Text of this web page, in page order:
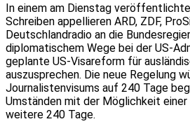
In einem am Dienstag
Schreiben appellieren ARD, ZDF,
Deutschlandradio an die
diplomatischem Wege bei der US-
geplante US-Visareform für
auszusprechen. Die neue Regelung
Journalistenvisums auf 240 Tage
Umständen mit der Möglichkeit einer
weitere 240 Tage.